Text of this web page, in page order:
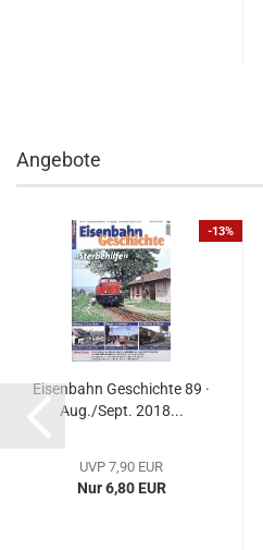
Angebote
-13%
Eisenbahn Geschichte 89 ·
Aug./Sept. 2018...
UVP 7,90 EUR
Nur 6,80 EUR